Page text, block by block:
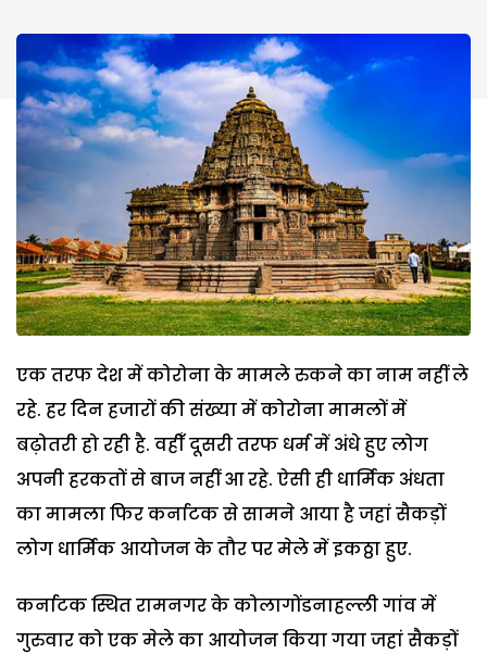
एक तरफ देश में कोरोना के मामले रुकने का नाम नहीं ले
रहे. हर दिन हजारों की संख्या में कोरोना मामलों में
बढ़ोतरी हो रही है. वहीँ दूसरी तरफ धर्म में अंधे हुए लोग
अपनी हरकतों से बाज नहीं आ रहे. ऐसी ही धार्मिक अंधता
का मामला फिर कर्नाटक से सामने आया है जहां सैकड़ों
लोग धार्मिक आयोजन के तौर पर मेले में इकठ्ठा हुए.
कर्नाटक स्थित रामनगर के कोलागोंडनाहल्ली गांव में
गुरुवार को एक मेले का आयोजन किया गया जहां सैकड़ों